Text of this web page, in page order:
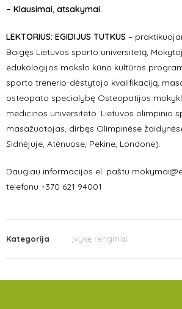
– Klausimai, atsakymai.
LEKTORIUS: EGIDIJUS TUTKUS –
Baigęs Lietuvos sporto universitetą,
edukologijos mokslo kūno kultūros
sporto trenerio-dėstytojo kvalifikaciją,
osteopato specialybę Osteopatijos
medicinos universiteto. Lietuvos olimpinio
masažuotojas, dirbęs Olimpinėse
Sidnėjuje, Atėnuose, Pekine, Londone).
Daugiau informacijos el. paštu
telefonu +370 621 94001
Kategorija Įvykę renginiai